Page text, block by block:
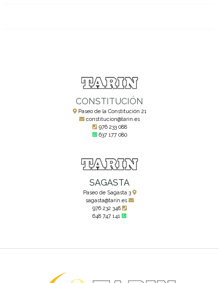
CONSTITUCIÓN
Paseo de la Constitución 21
constitucion@tarin.es
976 233 088
637 177 080
SAGASTA
Paseo de Sagasta 3
sagasta@tarin.es
976 232 348
648 747 141